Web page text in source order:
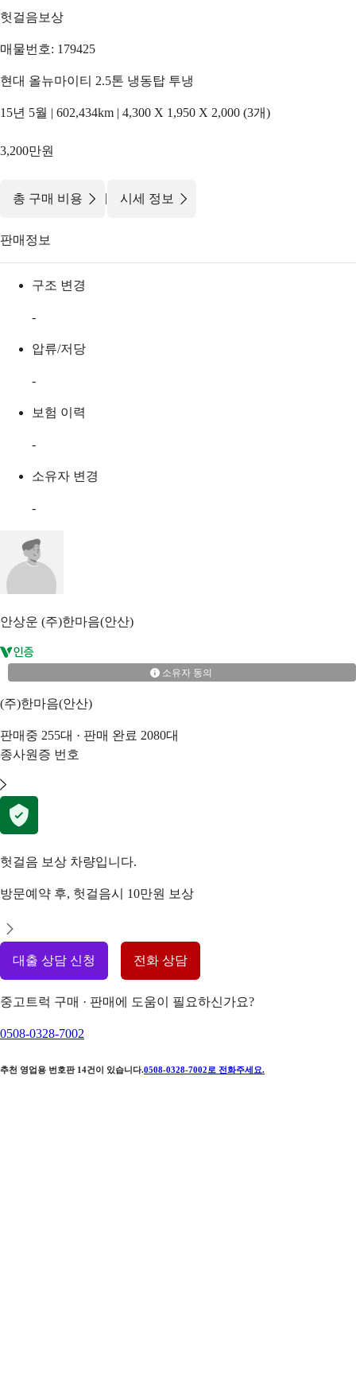
헛걸음보상
매물번호: 179425
현대 올뉴마이티 2.5톤 냉동탑 투냉
15년 5월 | 602,434km | 4,300 X 1,950 X 2,000 (3개)
3,200만원
총 구매 비용 | 시세 정보
판매정보
구조 변경
-
압류/저당
-
보험 이력
-
소유자 변경
-
안상운 (주)한마음(안산)
소유자 동의
(주)한마음(안산)
판매중 255대 · 판매 완료 2080대
종사원증 번호
헛걸음 보상 차량입니다.
방문예약 후, 헛걸음시 10만원 보상
대출 상담 신청 전화 상담
중고트럭 구매 · 판매에 도움이 필요하신가요?
0508-0328-7002
추천 영업용 번호판 14건이 있습니다.0508-0328-7002 로 전화주세요.